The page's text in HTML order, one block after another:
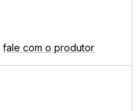
fale com o produtor